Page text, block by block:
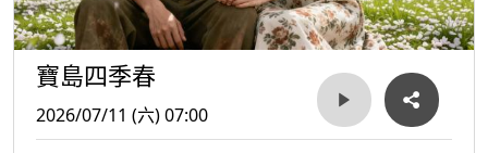
寶島四季春
2026/07/11 (六) 07:00